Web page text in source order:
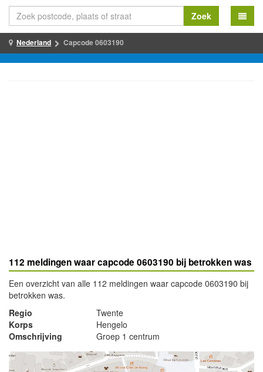
Zoek
Nederland Capcode 0603190
112 meldingen waar capcode 0603190 bij betrokken was
Een overzicht van alle 112 meldingen waar capcode 0603190 bij
betrokken was.
Regio
Twente
Korps
Hengelo
Omschrijving
Groep 1 centrum